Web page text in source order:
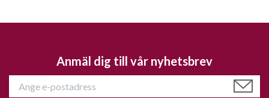
Anmäl dig till vår nyhetsbrev